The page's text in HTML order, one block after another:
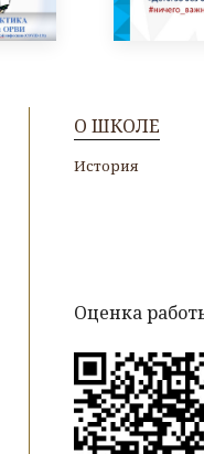
О ШКОЛЕ
История
Оценка